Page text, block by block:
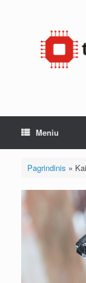
Meniu
Pagrindinis »